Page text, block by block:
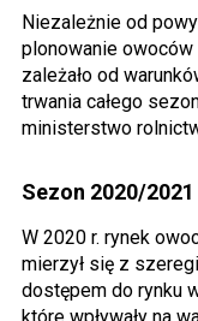
Niezależnie od
plonowanie
zależało od
trwania całego
ministerstwo
Sezon 2020/
W 2020 r. rynek
mierzył się z
dostępem do rynku